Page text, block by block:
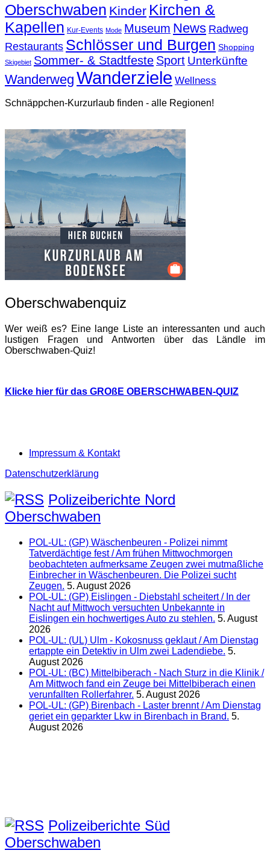
Oberschwaben Kinder Kirchen &
Kapellen Kur-Events Mode Museum News Radweg
Restaurants Schlösser und Burgen Shopping
Skigebiet Sommer- & Stadtfeste Sport Unterkünfte
Wanderweg Wanderziele Wellness
Schnäppchen-Kurzurlaub finden - alle Regionen!
Oberschwabenquiz
Wer weiß es? Eine lange Liste an interessanten und auch
lustigen Fragen und Antworten über das Ländle im
Oberschwaben-Quiz!
Klicke hier für das GROßE OBERSCHWABEN-QUIZ
Impressum & Kontakt
Datenschutzerklärung
Polizeiberichte Nord
Oberschwaben
POL-UL: (GP) Wäschenbeuren - Polizei nimmt
Tatverdächtige fest / Am frühen Mittwochmorgen
beobachteten aufmerksame Zeugen zwei mutmaßliche
Einbrecher in Wäschenbeuren. Die Polizei sucht
Zeugen. 5. August 2026
POL-UL: (GP) Eislingen - Diebstahl scheitert / In der
Nacht auf Mittwoch versuchten Unbekannte in
Eislingen ein hochwertiges Auto zu stehlen. 5. August
2026
POL-UL: (UL) Ulm - Kokosnuss geklaut / Am Dienstag
ertappte ein Detektiv in Ulm zwei Ladendiebe. 5.
August 2026
POL-UL: (BC) Mittelbiberach - Nach Sturz in die Klinik /
Am Mittwoch fand ein Zeuge bei Mittelbiberach einen
verunfallten Rollerfahrer. 5. August 2026
POL-UL: (GP) Birenbach - Laster brennt / Am Dienstag
geriet ein geparkter Lkw in Birenbach in Brand. 5.
August 2026
Polizeiberichte Süd
Oberschwaben